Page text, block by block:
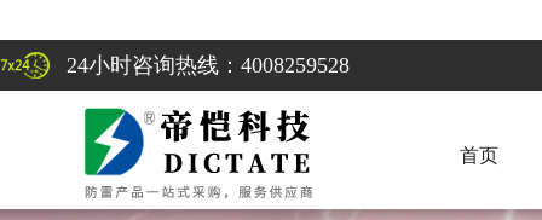
24小时咨询热线：4008259528
首页